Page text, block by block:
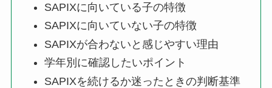
SAPIXに向いている子の特徴
SAPIXに向いていない子の特徴
SAPIXが合わないと感じやすい理由
学年別に確認したいポイント
SAPIXを続けるか迷ったときの判断基準